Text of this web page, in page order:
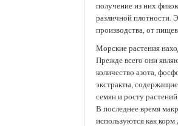
получение из них
различной плотности.
производства, от
Морские растения
Прежде всего они
количество азота,
экстракты,
семян и росту
В последнее время
используются как